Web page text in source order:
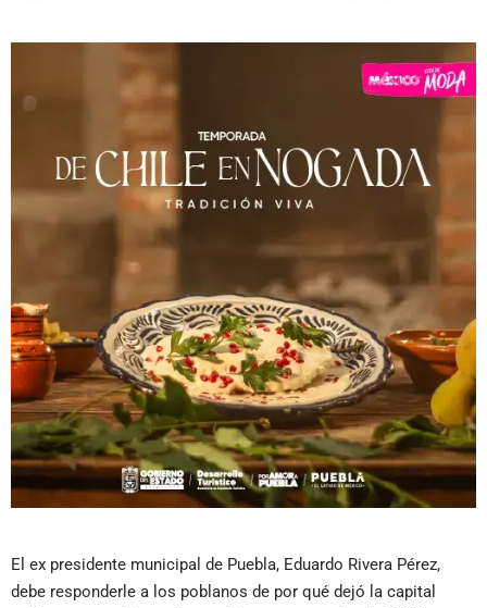
El ex presidente municipal de Puebla, Eduardo Rivera Pérez,
debe responderle a los poblanos de por qué dejó la capital